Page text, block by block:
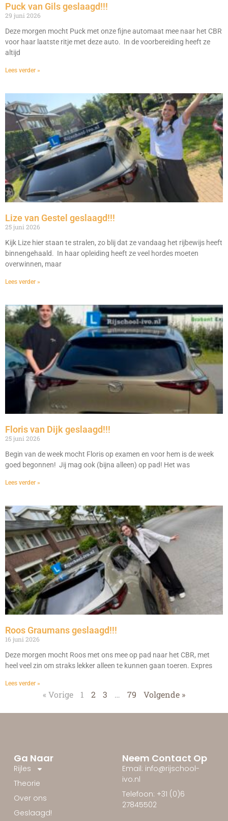
Puck van Gils geslaagd!!!
29 juni 2026
Deze morgen mocht Puck met onze fijne automaat mee naar het CBR
voor haar laatste ritje met deze auto. In de voorbereiding heeft ze
altijd
Lees verder »
Lize van Gestel geslaagd!!!
25 juni 2026
Kijk Lize hier staan te stralen, zo blij dat ze vandaag het rijbewijs heeft
binnengehaald. In haar opleiding heeft ze veel hordes moeten
overwinnen, maar
Lees verder »
Floris van Dijk geslaagd!!!
25 juni 2026
Begin van de week mocht Floris op examen en voor hem is de week
goed begonnen! Jij mag ook (bijna alleen) op pad! Het was
Lees verder »
Roos Graumans geslaagd!!!
16 juni 2026
Deze morgen mocht Roos met ons mee op pad naar het CBR, met
heel veel zin om straks lekker alleen te kunnen gaan toeren. Expres
Lees verder »
« Vorige 1 2 3 … 79 Volgende »
Ga Naar
Rijles
Theorie
Over ons
Geslaagd!
Neem Contact Op
Email: info@rijschool-
ivo.nl
Telefoon: +31 (0)6
27845502